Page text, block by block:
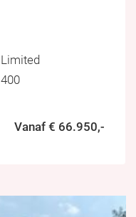
Limited
400
Vanaf € 66.950,-